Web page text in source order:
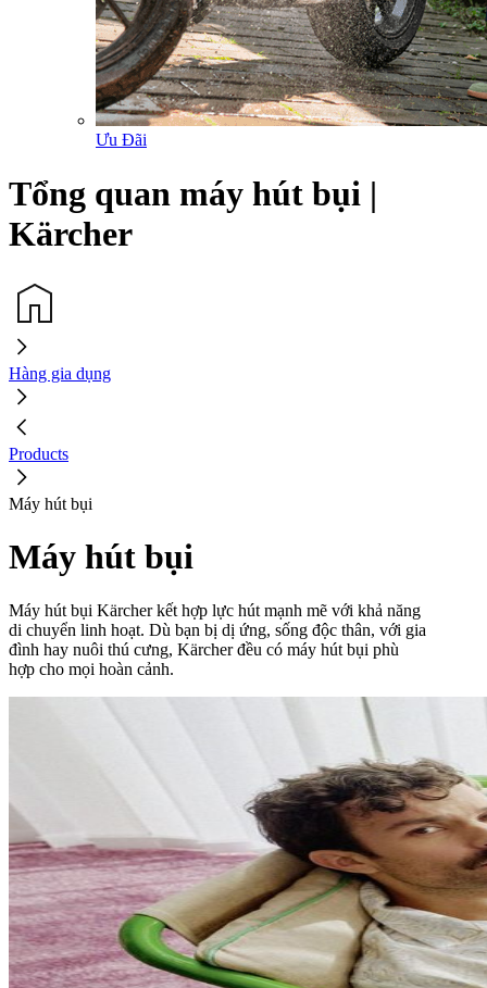
Ưu Đãi
Tổng quan máy hút bụi |
Kärcher
Hàng gia dụng
Products
Máy hút bụi
Máy hút bụi
Máy hút bụi Kärcher kết hợp lực hút mạnh mẽ với khả năng
di chuyển linh hoạt. Dù bạn bị dị ứng, sống độc thân, với gia
đình hay nuôi thú cưng, Kärcher đều có máy hút bụi phù
hợp cho mọi hoàn cảnh.